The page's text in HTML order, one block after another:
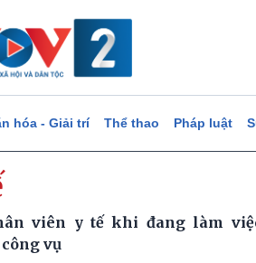
hóa - Giải trí Thể thao Pháp luật
viên y tế khi đang làm
vụ